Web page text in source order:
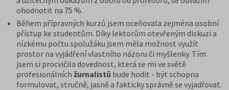
ohodnotit na 75 %.
Během přípravných kurzů jsem oceňovala zejména osobní
přístup ke studentům. Díky lektorům otevřeným diskuzi a
nízkému počtu spolužáku jsem měla možnost využít
prostor na vyjádření vlastního názoru či myšlenky. Tím
jsem si procvičila dovednost, která se mi ve světě
profesionálních žurnalistů bude hodit - být schopna
formulovat, stručně, jasně a fakticky správně se vyjadřovat.